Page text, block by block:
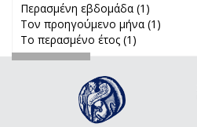
Περασμένη εβδομάδα (1)
Τον προηγούμενο μήνα (1)
Το περασμένο έτος (1)